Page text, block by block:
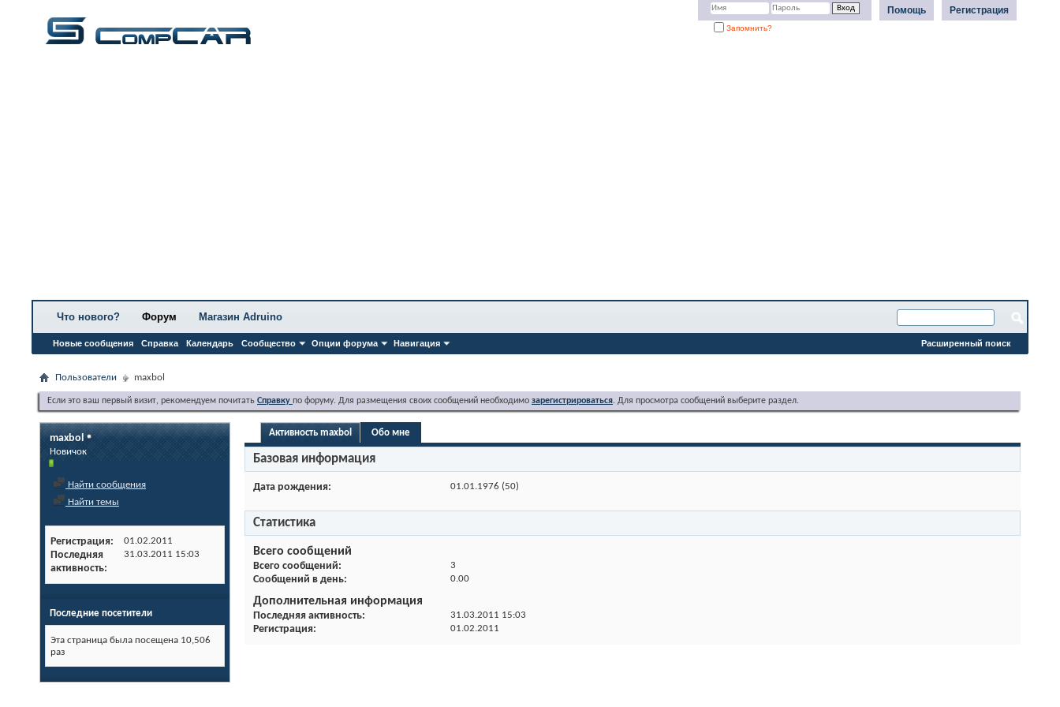
Регистрация
Помощь
Запомнить?
Что нового? Форум
Новые сообщения Справка Календарь Сообщество Опции форума Навигация
Магазин Adruino
Расширенный поиск
Пользователи maxbol
Если это ваш первый визит, рекомендуем почитать Справку по форуму. Для размещения своих сообщений необходимо зарегистрироваться. Для просмотра сообщений выберите раздел.
maxbol
Новичок
Найти сообщения
Найти темы
Регистрация 01.02.2011
Последняя
активность
31.03.2011 15:03
Последние посетители
Эта страница была посещена 10,506
раз
Активность maxbol Обо мне
Базовая информация
Дата рождения 01.01.1976 (50)
Статистика
Всего сообщений
Всего сообщений 3
Сообщений в день 0.00
Дополнительная информация
Последняя активность 31.03.2011 15:03
Регистрация 01.02.2011